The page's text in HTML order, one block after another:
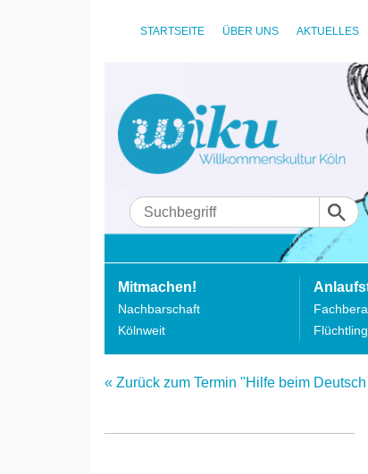
STARTSEITE ÜBER UNS AKTUELLES
Mitmachen!
Nachbarschaft
Kölnweit
« Zurück zum Termin "Hilfe beim